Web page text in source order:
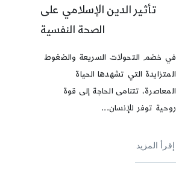
تأثير الدين الإسلامي على
الصحة النفسية
في خضم التحولات السريعة والضغوط
المتزايدة التي تشهدها الحياة
المعاصرة، تتنامى الحاجة إلى قوة
روحية توفر للإنسان...
إقرأ المزيد